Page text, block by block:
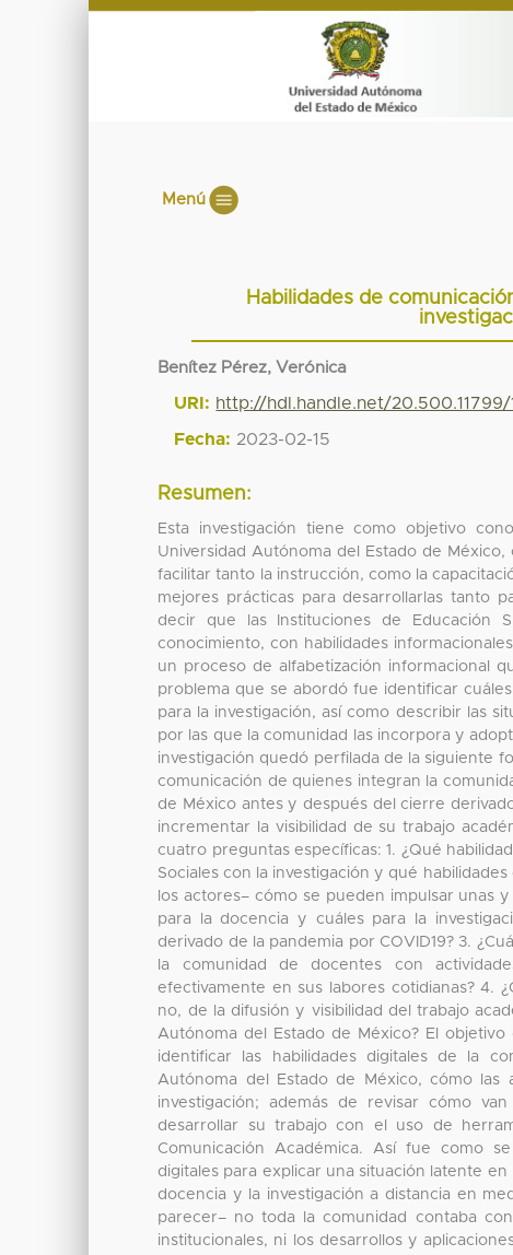
Menú
Habilidades de
Benítez Pérez, Verónica
URI: http://hdl.handle.net/20.500.11799/
Fecha: 2023-02-15
Resumen:
Esta investigación tiene como objetivo
Universidad Autónoma del Estado de
facilitar tanto la instrucción, como la
mejores prácticas para desarrollarlas tanto
decir que las Instituciones de Educación
conocimiento, con habilidades
un proceso de alfabetización informacional
problema que se abordó fue identificar
para la investigación, así como describir las
por las que la comunidad las incorpora y
investigación quedó perfilada de la siguiente
comunicación de quienes integran la
de México antes y después del cierre
incrementar la visibilidad de su trabajo
cuatro preguntas específicas: 1. ¿Qué
Sociales con la investigación y qué
los actores– cómo se pueden impulsar unas
para la docencia y cuáles para la
derivado de la pandemia por COVID19? 3.
la comunidad de docentes con
efectivamente en sus labores cotidianas? 4.
no, de la difusión y visibilidad del trabajo
Autónoma del Estado de México? El
identificar las habilidades digitales de la
Autónoma del Estado de México, cómo
investigación; además de revisar cómo
desarrollar su trabajo con el uso de
Comunicación Académica. Así fue como
digitales para explicar una situación latente
docencia y la investigación a distancia en
parecer– no toda la comunidad contaba
institucionales, ni los desarrollos y